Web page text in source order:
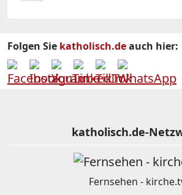
Folgen Sie katholisch.deauch hier:
katholisch.de-
Fernsehen -